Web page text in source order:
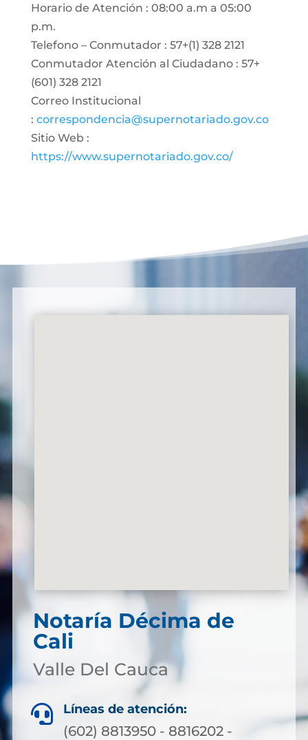
Horario de Atención : 08:00 a.m a 05:00
p.m.
Telefono – Conmutador : 57+(1) 328 2121
Conmutador Atención al Ciudadano : 57+
(601) 328 2121
Correo Institucional
: correspondencia@supernotariado.gov.co
Sitio Web :
https://www.supernotariado.gov.co/
Notaría Décima de
Cali
Valle Del Cauca
 Líneas de atención:
(602) 8813950 - 8816202 -